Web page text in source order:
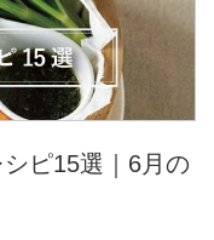
ピ15選｜6月の